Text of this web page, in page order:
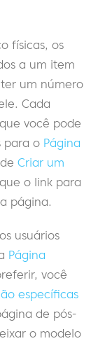
físicas, os
a um item
um número
Cada
que você pode
para o Página
Criar um
o link para
página.
usuários
Página
você
específicas
de pós-
o modelo